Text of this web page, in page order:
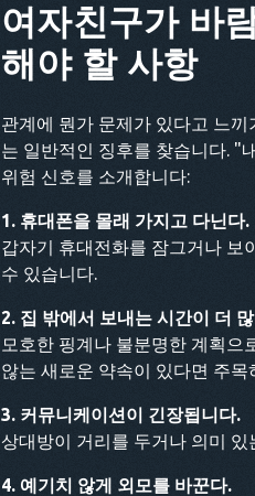
여자친구가 바
해야 할 사항
관계에 뭔가 문제가 있다고 느
는 일반적인 징후를 찾습니다. "
위험 신호를 소개합니다:
1. 휴대폰을 몰래 가지고 다닌다.
갑자기 휴대전화를 잠그거나 보
수 있습니다.
2. 집 밖에서 보내는 시간이 더
모호한 핑계나 불분명한 계획으
않는 새로운 약속이 있다면 주목
3. 커뮤니케이션이 긴장됩니다.
상대방이 거리를 두거나 의미
4. 예기치 않게 외모를 바꾼다.